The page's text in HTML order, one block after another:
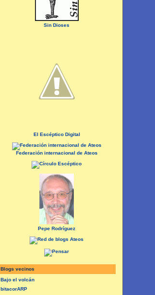
Sin Dioses
El Escéptico Digital
Federación internacional de Ateos
Pepe Rodríguez
Blogs vecinos
Bajo el volcán
bitacorARP